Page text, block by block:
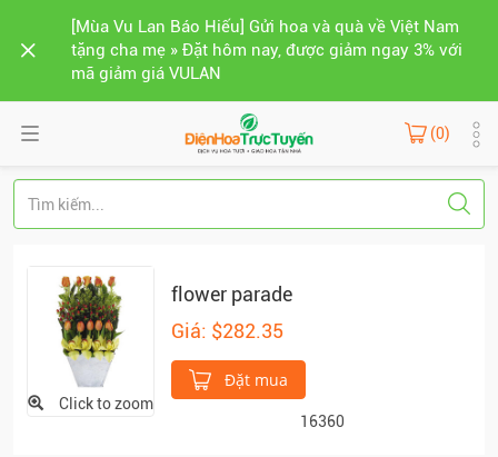
[Mùa Vu Lan Báo Hiếu] Gửi hoa và quà về Việt Nam
tặng cha mẹ » Đặt hôm nay, được giảm ngay 3% với
mã giảm giá VULAN
(0)
Click to zoom
flower parade
Giá: $282.35
Đặt mua
16360